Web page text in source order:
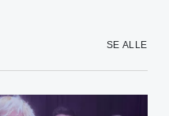
SE ALLE